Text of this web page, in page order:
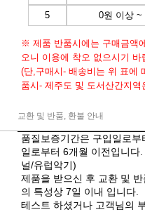
5
0원 이상 ~
※ 제품 반품시에는 구매금액
오니 이용에 착오 없으시기 바
(단,구매시- 배송비는 위 표에
품시- 제주도 및 도서산간지
교환 및 반품, 환불 안내
품질보증기간은 구입일로
일로부터 6개월 이전입니다
널/유럽악기)
제품을 받으신 후 교환 및
의 특성상 7일 이내 입니다.
테스트 하셨거나 고객님의